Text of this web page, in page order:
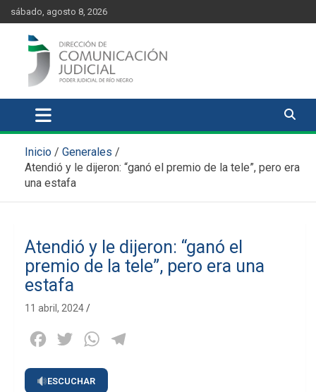
content
Skip
to
content
sábado, agosto 8, 2026
Comunicación Judicial
Inicio
Generales
Atendió y le dijeron: “ganó el premio de la tele”, pero era
una estafa
Atendió y le dijeron: “ganó el
premio de la tele”, pero era una
estafa
11 abril, 2024
Facebook
Twitter WhatsApp
ESCUCHAR